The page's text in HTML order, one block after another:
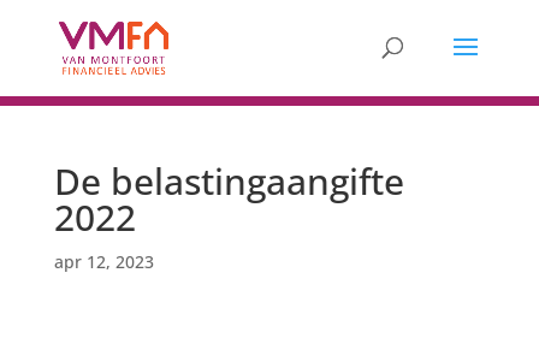
De belastingaangifte
2022
apr 12, 2023